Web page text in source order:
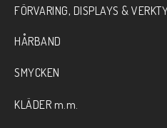
FÖRVARING, DISPLAYS &
HÅRBAND
SMYCKEN
KLÄDER m.m.